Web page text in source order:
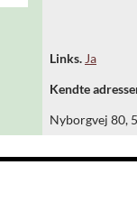
Links. Ja
Kendte
Nyborgvej 80,